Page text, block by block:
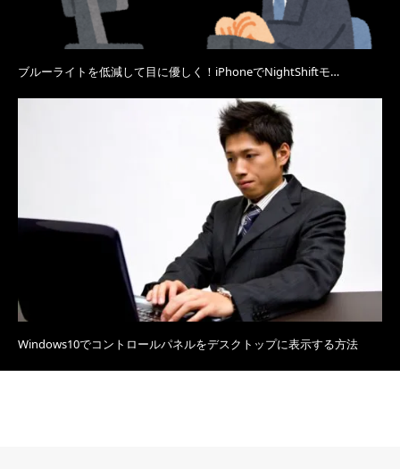
ブルーライトを低減して目に優しく！iPhoneでNightShiftモ…
Windows10でコントロールパネルをデスクトップに表示する方法